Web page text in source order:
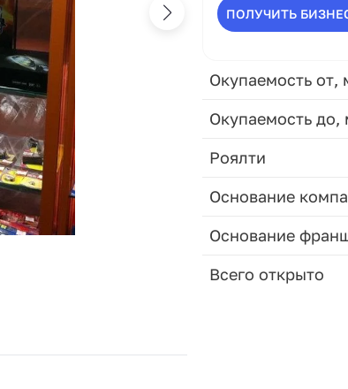
ПОЛУЧИТЬ
Окупаемость от,
Окупаемость до,
Роялти
Основание
Основание
Всего открыто